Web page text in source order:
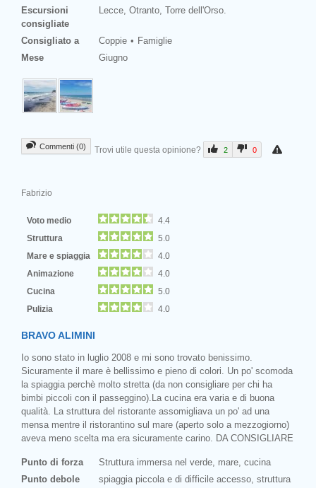
Escursioni
consigliate
Lecce, Otranto, Torre dell'Orso.
Consigliato a Coppie
Famiglie
Mese
Giugno
Commenti (0) Trovi utile questa opinione? 2 0
Fabrizio
Voto medio
4.4
Struttura
5.0
Mare e spiaggia
4.0
Animazione
4.0
Cucina
5.0
Pulizia
4.0
BRAVO ALIMINI
Io sono stato in luglio 2008 e mi sono trovato benissimo.
Sicuramente il mare è bellissimo e pieno di colori. Un po' scomoda
la spiaggia perchè molto stretta (da non consigliare per chi ha
bimbi piccoli con il passeggino).La cucina era varia e di buona
qualità. La struttura del ristorante assomigliava un po' ad una
mensa mentre il ristorantino sul mare (aperto solo a mezzogiorno)
aveva meno scelta ma era sicuramente carino. DA CONSIGLIARE
Punto di forza
Struttura immersa nel verde, mare, cucina
Punto debole
spiaggia piccola e di difficile accesso, struttura